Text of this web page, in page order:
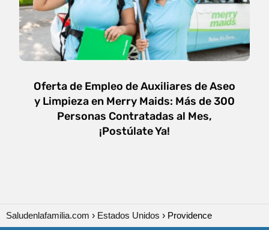
Oferta de Empleo de Auxiliares de Aseo
y Limpieza en Merry Maids: Más de 300
Personas Contratadas al Mes,
¡Postúlate Ya!
Saludenlafamilia.com Estados Unidos Providence